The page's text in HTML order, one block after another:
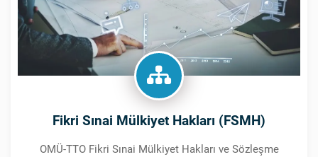
Fikri Sınai Mülkiyet Hakları (FSMH)
OMÜ-TTO Fikri Sınai Mülkiyet Hakları ve Sözleşme